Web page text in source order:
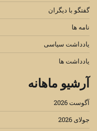
گفتگو با دیگران
نامه ها
یادداشت سیاسی
یادداشت ها
آرشیو ماهانه
آگوست 2026
جولای 2026